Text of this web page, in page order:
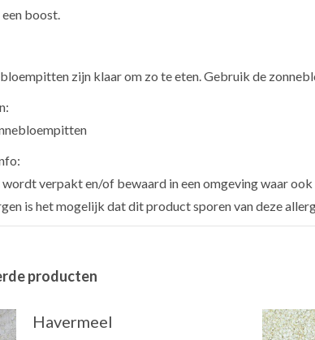
boost.
zijn klaar om zo te eten. Gebruik de
verpakt en/of bewaard in een omgeving waar
is het mogelijk dat dit product sporen van deze
producten
Havermeel